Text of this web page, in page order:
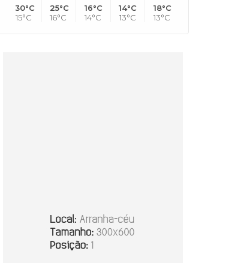
30°C
15°C
25°C
16°C
16°C
14°C
14°C
13°C
18°C
13°C